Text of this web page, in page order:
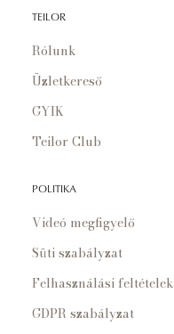
TEILOR
Rólunk
Üzletkereső
GYIK
Teilor Club
POLITIKA
Videó megfigyelő
Süti szabályzat
Felhasználási feltételek
GDPR szabályzat